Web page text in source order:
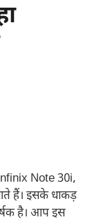
Note 30i,
हैं। इसके धाकड़
है। आप इस